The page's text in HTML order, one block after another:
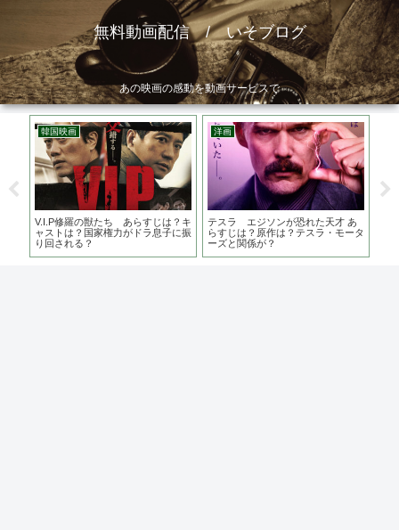
無料動画配信 / いそブログ
あの映画の感動を動画サービスで
韓国映画
V.I.P修羅の獣たち あらすじは？キ
ャストは？国家権力がドラ息子に振
り回される？
洋画
テスラ エジソンが恐れた天才 あ
らすじは？原作は？テスラ・モータ
ーズと関係が？